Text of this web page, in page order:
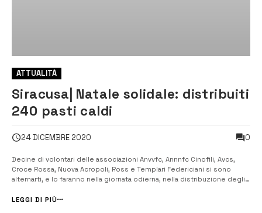
ATTUALITÀ
Siracusa| Natale solidale: distribuiti
240 pasti caldi
24 DICEMBRE 2020 0
Decine di volontari delle associazioni Anvvfc, Annnfc Cinofili, Avcs,
Croce Rossa, Nuova Acropoli, Ross e Templari Federiciani si sono
alternarti, e lo faranno nella giornata odierna, nella distribuzione degli
80 pasti caldi alla parrocchia Maria Madre della Chiesa di vi...
LEGGI DI PIÙ